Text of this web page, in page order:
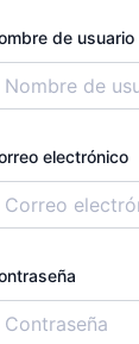
de usuario
electrónico